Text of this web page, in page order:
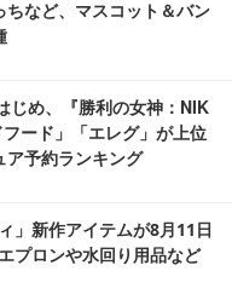
ちなど、マスコット＆バン
じめ、『勝利の女神：NIK
ード」「エレグ」が上位
ア予約ランキング
」新作アイテムが8月11日
プロンや水回り用品など